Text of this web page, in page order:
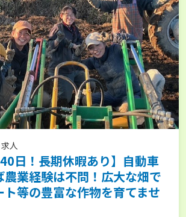
人
日！長期休暇あり】自動車
業経験は不問！広大な畑で
等の豊富な作物を育てませ